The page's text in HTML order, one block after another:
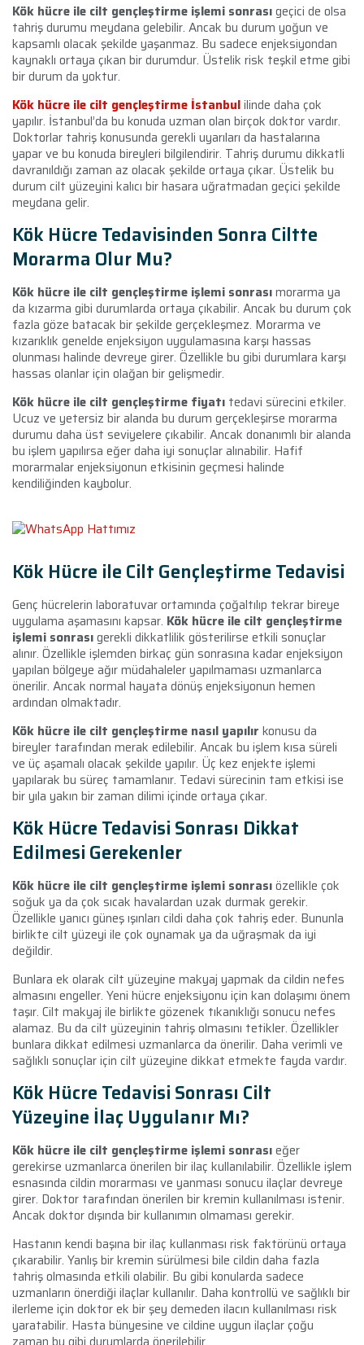
Kök hücre ile cilt gençleştirme işlemi sonrasıgeçici de olsa
tahriş durumu meydana gelebilir. Ancak bu durum yoğun ve
kapsamlı olacak şekilde yaşanmaz. Bu sadece enjeksiyondan
kaynaklı ortaya çıkan bir durumdur. Üstelik risk teşkil etme gibi
bir durum da yoktur.
Kök hücre ile cilt gençleştirme İstanbulilinde daha çok
yapılır. İstanbul’da bu konuda uzman olan birçok doktor vardır.
Doktorlar tahriş konusunda gerekli uyarıları da hastalarına
yapar ve bu konuda bireyleri bilgilendirir. Tahriş durumu dikkatli
davranıldığı zaman az olacak şekilde ortaya çıkar. Üstelik bu
durum cilt yüzeyini kalıcı bir hasara uğratmadan geçici şekilde
meydana gelir.
Kök Hücre Tedavisinden Sonra Ciltte
Morarma Olur Mu?
Kök hücre ile cilt gençleştirme işlemi sonrasımorarma ya
da kızarma gibi durumlarda ortaya çıkabilir. Ancak bu durum çok
fazla göze batacak bir şekilde gerçekleşmez. Morarma ve
kızarıklık genelde enjeksiyon uygulamasına karşı hassas
olunması halinde devreye girer. Özellikle bu gibi durumlara karşı
hassas olanlar için olağan bir gelişmedir.
Kök hücre ile cilt gençleştirme fiyatı tedavi sürecini etkiler.
Ucuz ve yetersiz bir alanda bu durum gerçekleşirse morarma
durumu daha üst seviyelere çıkabilir. Ancak donanımlı bir alanda
bu işlem yapılırsa eğer daha iyi sonuçlar alınabilir. Hafif
morarmalar enjeksiyonun etkisinin geçmesi halinde
kendiliğinden kaybolur.
Kök Hücre ile Cilt Gençleştirme Tedavisi
Genç hücrelerin laboratuvar ortamında çoğaltılıp tekrar bireye
uygulama aşamasını kapsar. Kök hücre ile cilt gençleştirme
işlemi sonrasıgerekli dikkatlilik gösterilirse etkili sonuçlar
alınır. Özellikle işlemden birkaç gün sonrasına kadar enjeksiyon
yapılan bölgeye ağır müdahaleler yapılmaması uzmanlarca
önerilir. Ancak normal hayata dönüş enjeksiyonun hemen
ardından olmaktadır.
Kök hücre ile cilt gençleştirme nasıl yapılır konusu da
bireyler tarafından merak edilebilir. Ancak bu işlem kısa süreli
ve üç aşamalı olacak şekilde yapılır. Üç kez enjekte işlemi
yapılarak bu süreç tamamlanır. Tedavi sürecinin tam etkisi ise
bir yıla yakın bir zaman dilimi içinde ortaya çıkar.
Kök Hücre Tedavisi Sonrası Dikkat
Edilmesi Gerekenler
Kök hücre ile cilt gençleştirme işlemi sonrasıözellikle çok
soğuk ya da çok sıcak havalardan uzak durmak gerekir.
Özellikle yanıcı güneş ışınları cildi daha çok tahriş eder. Bununla
birlikte cilt yüzeyi ile çok oynamak ya da uğraşmak da iyi
değildir.
Bunlara ek olarak cilt yüzeyine makyaj yapmak da cildin nefes
almasını engeller. Yeni hücre enjeksiyonu için kan dolaşımı önem
taşır. Cilt makyaj ile birlikte gözenek tıkanıklığı sonucu nefes
alamaz. Bu da cilt yüzeyinin tahriş olmasını tetikler. Özellikler
bunlara dikkat edilmesi uzmanlarca da önerilir. Daha verimli ve
sağlıklı sonuçlar için cilt yüzeyine dikkat etmekte fayda vardır.
Kök Hücre Tedavisi Sonrası Cilt
Yüzeyine İlaç Uygulanır Mı?
Kök hücre ile cilt gençleştirme işlemi sonrasıeğer
gerekirse uzmanlarca önerilen bir ilaç kullanılabilir. Özellikle işlem
esnasında cildin morarması ve yanması sonucu ilaçlar devreye
girer. Doktor tarafından önerilen bir kremin kullanılması istenir.
Ancak doktor dışında bir kullanımın olmaması gerekir.
Hastanın kendi başına bir ilaç kullanması risk faktörünü ortaya
çıkarabilir. Yanlış bir kremin sürülmesi bile cildin daha fazla
tahriş olmasında etkili olabilir. Bu gibi konularda sadece
uzmanların önerdiği ilaçlar kullanılır. Daha kontrollü ve sağlıklı bir
ilerleme için doktor ek bir şey demeden ilacın kullanılması risk
yaratabilir. Hasta bünyesine ve cildine uygun ilaçlar çoğu